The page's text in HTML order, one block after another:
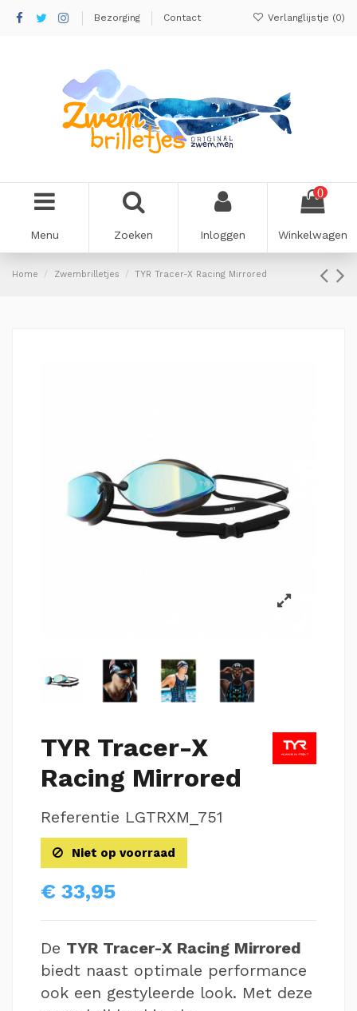
Bezorging Contact Verlanglijstje (0)
Menu Zoeken Inloggen
0
Winkelwagen
Home Zwembrilletjes TYR Tracer-X Racing Mirrored
TYR Tracer-X
Racing Mirrored
Referentie LGTRXM_751
Niet op voorraad
€ 33,95
De TYR Tracer-X Racing Mirrored
biedt naast optimale performance
ook een gestyleerde look. Met deze